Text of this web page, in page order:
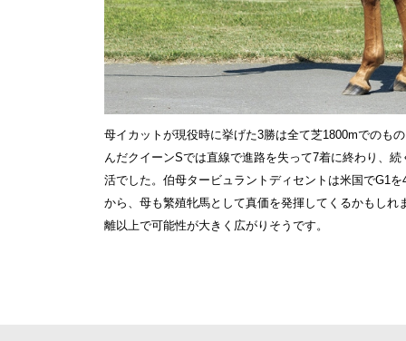
母イカットが現役時に挙げた3勝は全て芝1800mでのも
んだクイーンSでは直線で進路を失って7着に終わり、
活でした。伯母タービュラントディセントは米国でG1
から、母も繁殖牝馬として真価を発揮してくるかもし
離以上で可能性が大きく広がりそうです。